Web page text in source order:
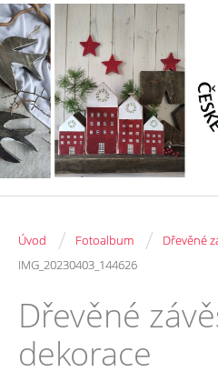
Úvod / Fotoalbum / Dřevěné
IMG_20230403_144626
Dřevěné
dekorace